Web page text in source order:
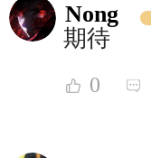
Nong
期待
0